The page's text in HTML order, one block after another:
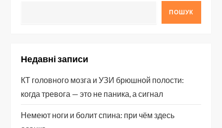
ПОШУК
Недавні записи
КТ головного мозга и УЗИ брюшной полости:
когда тревога — это не паника, а сигнал
Немеют ноги и болит спина: при чём здесь